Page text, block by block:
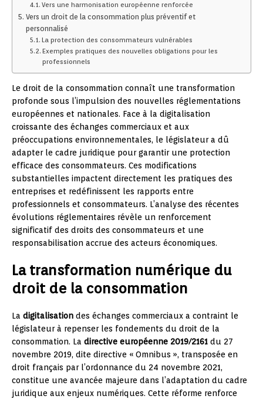
Vers une harmonisation européenne renforcée
Vers un droit de la consommation plus préventif et
personnalisé
La protection des consommateurs vulnérables
Exemples pratiques des nouvelles obligations pour les
professionnels
Le droit de la consommation connaît une transformation
profonde sous l’impulsion des nouvelles réglementations
européennes et nationales. Face à la digitalisation
croissante des échanges commerciaux et aux
préoccupations environnementales, le législateur a dû
adapter le cadre juridique pour garantir une protection
efficace des consommateurs. Ces modifications
substantielles impactent directement les pratiques des
entreprises et redéfinissent les rapports entre
professionnels et consommateurs. L’analyse des récentes
évolutions réglementaires révèle un renforcement
significatif des droits des consommateurs et une
responsabilisation accrue des acteurs économiques.
La transformation numérique du
droit de la consommation
La digitalisation des échanges commerciaux a contraint le
législateur à repenser les fondements du droit de la
consommation. La directive européenne 2019/2161 du 27
novembre 2019, dite directive « Omnibus », transposée en
droit français par l’ordonnance du 24 novembre 2021,
constitue une avancée majeure dans l’adaptation du cadre
juridique aux enjeux numériques. Cette réforme renforce